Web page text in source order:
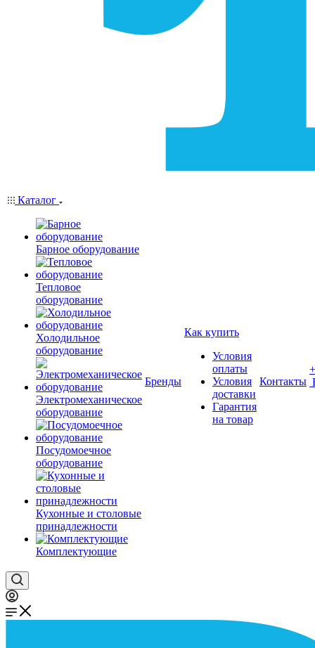
Каталог
Барное оборудование
Тепловое
оборудование
Холодильное
оборудование
Электромеханическое
оборудование
Посудомоечное
оборудование
Кухонные и столовые
принадлежности
Комплектующие
Бренды
Как купить
Условия
оплаты
Условия
доставки
Гарантия
на товар
Контакты
+